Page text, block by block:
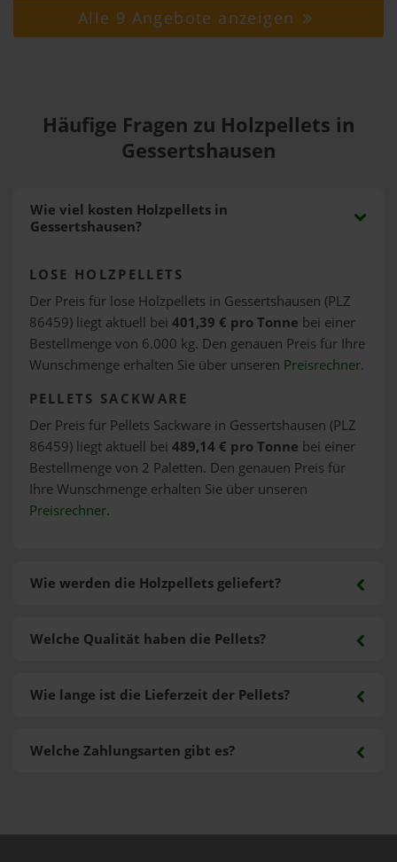
Alle 9 Angebote anzeigen
Häufige Fragen zu Holzpellets in
Gessertshausen
Wie viel kosten Holzpellets in
Gessertshausen?
LOSE HOLZPELLETS
Der Preis für lose Holzpellets in Gessertshausen (PLZ
86459) liegt aktuell bei 401,39 € pro Tonne bei einer
Bestellmenge von 6.000 kg. Den genauen Preis für Ihre
Wunschmenge erhalten Sie über unseren Preisrechner.
PELLETS SACKWARE
Der Preis für Pellets Sackware in Gessertshausen (PLZ
86459) liegt aktuell bei 489,14 € pro Tonne bei einer
Bestellmenge von 2 Paletten. Den genauen Preis für
Ihre Wunschmenge erhalten Sie über unseren
Preisrechner.
Wie werden die Holzpellets geliefert?
Welche Zahlungsarten gibt es?
Welche Qualität haben die Pellets?
Wie lange ist die Lieferzeit der Pellets?